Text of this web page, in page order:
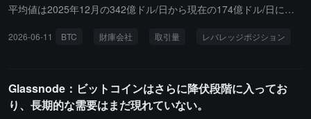
平均値は2025年12月の342億ドル/日から現在の174億ドル/日に減
心がBTC価格と高度に関連していることを指摘しています。現物価
クから半減しました。
2026-06-11 BTC 財庫会社 取引量 レバレッジポジション
Glassnode：ビットコインはさらに降伏段階に入ってお
り、長期的な需要はまだ現れていない。